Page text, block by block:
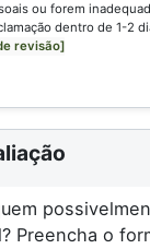
ou forem
dentro de 1-2
revisão]
Preencha o